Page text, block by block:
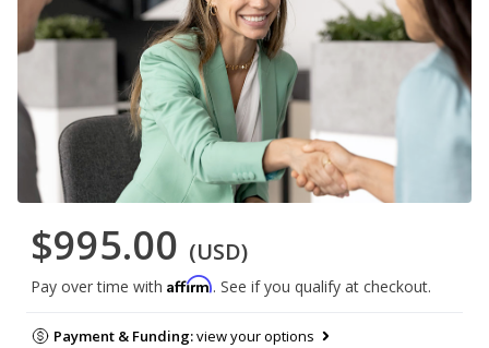
$995.00 (USD)
Pay over time with Affirm. See if you qualify at checkout.
Payment & Funding:view your options